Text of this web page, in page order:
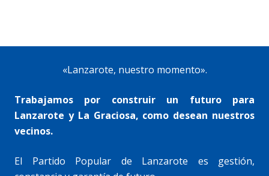
«Lanzarote, nuestro momento».
Trabajamos por construir un futuro para
Lanzarote y La Graciosa, como desean nuestros
vecinos.
El Partido Popular de Lanzarote es gestión,